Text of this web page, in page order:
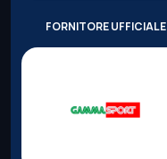
FORNITORE UFFICIALE